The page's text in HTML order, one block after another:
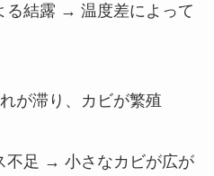
る結露 → 温度差によって
が滞り、カビが繁殖
不足 → 小さなカビが広が